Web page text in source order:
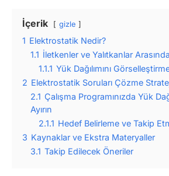
İçerik gizle
1 Elektrostatik Nedir?
1.1 İletkenler ve Yalıtkanlar
1.1.1 Yük Dağılımını
2 Elektrostatik Soruları Çözme
2.1 Çalışma Programınızda Yük
Ayırın
2.1.1 Hedef Belirleme ve Takip
3 Kaynaklar ve Ekstra Materyaller
3.1 Takip Edilecek Öneriler